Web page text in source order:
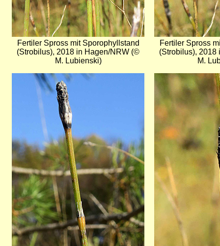
Fertiler Spross mit Sporophyllstand
(Strobilus), 2018 in Hagen/NRW (©
M. Lubienski)
Fertiler Spross
(Strobilus),
M.
Bild